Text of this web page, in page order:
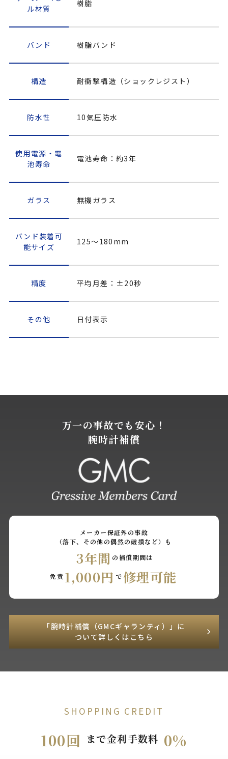
ル材質
樹脂
バンド 樹脂バンド
構造 耐衝撃構造（ショックレジスト）
防水性 10気圧防水
使用電源・電
池寿命
電池寿命：約3年
ガラス 無機ガラス
バンド装着可
能サイズ
125～180mm
精度 平均月差：±20秒
その他 日付表示
万一の事故でも安心！
腕時計補償
メーカー保証外の事故
（落下、その他の偶然の破損など）も
3年間 の補償期間は
免責 1,000円 で修理可能
「腕時計補償（GMCギャランティ）」に
ついて詳しくはこちら
SHOPPING CREDIT
100回 まで金利手数料 0%